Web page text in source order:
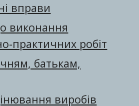
вправи
виконання
практичних робіт
батькам,
виробів